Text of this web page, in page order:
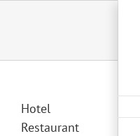
Hotel
Restaurant